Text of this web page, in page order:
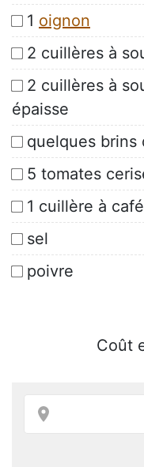
1 oignon
2 cuillères à
2 cuillères à
épaisse
quelques brins
5 tomates
1 cuillère à
sel
poivre
Coût